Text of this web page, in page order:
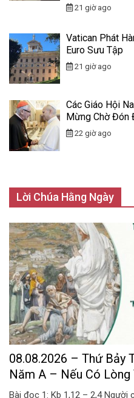
21 giờ ago
Vatican Phát
Euro Sưu Tập
21 giờ ago
Các Giáo Hội
Mừng Chờ Đón
22 giờ ago
Lời Chúa Hằng Ngày
08.08.2026 – Thứ Bảy
Năm A – Nếu Có
Bài đọc 1: Kb 1,12 – 2,4